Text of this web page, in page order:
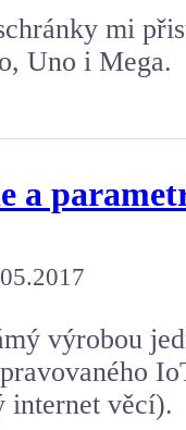
mi
Uno i Mega.
a
výrobou
internet věcí).